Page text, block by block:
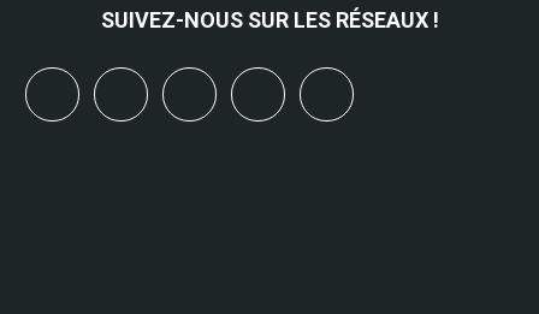
SUIVEZ-NOUS SUR LES RÉSEAUX !
linkedinyoutubebluesky mastodon